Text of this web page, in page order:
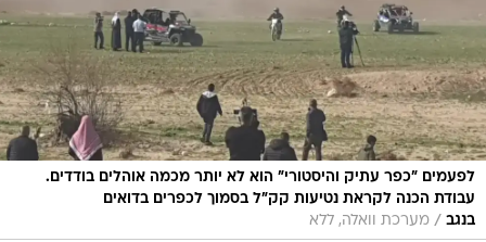
לפעמים "כפר עתיק והיסטורי" הוא לא יותר מכמה אוהלים בודדים.
עבודת הכנה לקראת נטיעות קק"ל בסמוך לכפרים בדואים
בנגב / מערכת וואלה, ללא